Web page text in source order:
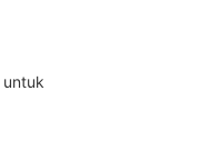
untuk